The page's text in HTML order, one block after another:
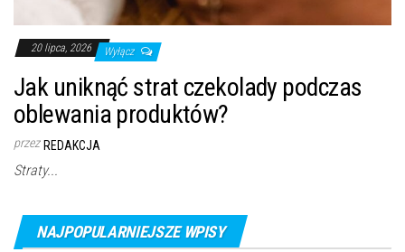
20 lipca, 2026 Wyłącz
Jak uniknąć strat czekolady podczas
oblewania produktów?
przez REDAKCJA
Straty...
NAJPOPULARNIEJSZE WPISY